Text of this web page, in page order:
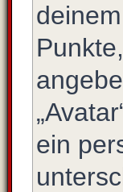
ein